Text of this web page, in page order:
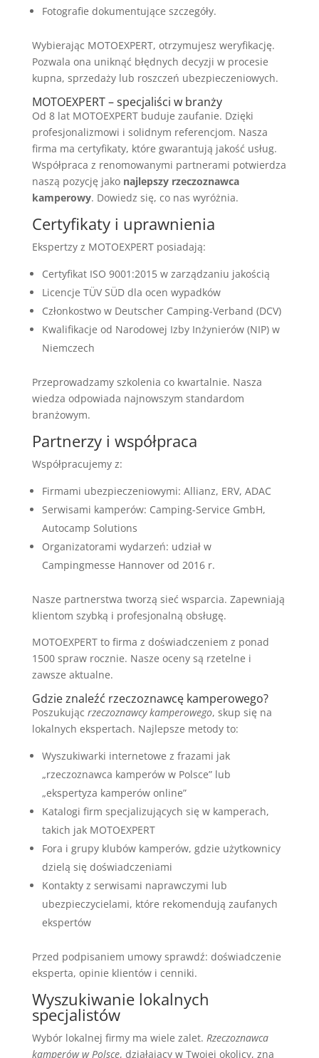
Fotografie dokumentujące szczegóły.
Wybierając MOTOEXPERT, otrzymujesz weryfikację.
Pozwala ona uniknąć błędnych decyzji w procesie
kupna, sprzedaży lub roszczeń ubezpieczeniowych.
MOTOEXPERT – specjaliści w branży
Od 8 lat MOTOEXPERT buduje zaufanie. Dzięki
profesjonalizmowi i solidnym referencjom. Nasza
firma ma certyfikaty, które gwarantują jakość usług.
Współpraca z renomowanymi partnerami potwierdza
naszą pozycję jako najlepszy rzeczoznawca
kamperowy. Dowiedz się, co nas wyróżnia.
Certyfikaty i uprawnienia
Ekspertzy z MOTOEXPERT posiadają:
Certyfikat ISO 9001:2015 w zarządzaniu jakością
Licencje TÜV SÜD dla ocen wypadków
Członkostwo w Deutscher Camping-Verband (DCV)
Kwalifikacje od Narodowej Izby Inżynierów (NIP) w
Niemczech
Przeprowadzamy szkolenia co kwartalnie. Nasza
wiedza odpowiada najnowszym standardom
branżowym.
Partnerzy i współpraca
Współpracujemy z:
Firmami ubezpieczeniowymi: Allianz, ERV, ADAC
Serwisami kamperów: Camping-Service GmbH,
Autocamp Solutions
Organizatorami wydarzeń: udział w
Campingmesse Hannover od 2016 r.
Nasze partnerstwa tworzą sieć wsparcia. Zapewniają
klientom szybką i profesjonalną obsługę.
MOTOEXPERT to firma z doświadczeniem z ponad
1500 spraw rocznie. Nasze oceny są rzetelne i
zawsze aktualne.
Gdzie znaleźć rzeczoznawcę kamperowego?
Poszukując rzeczoznawcy kamperowego, skup się na
lokalnych ekspertach. Najlepsze metody to:
Wyszukiwarki internetowe z frazami jak
„rzeczoznawca kamperów w Polsce” lub
„ekspertyza kamperów online”
Katalogi firm specjalizujących się w kamperach,
takich jak MOTOEXPERT
Fora i grupy klubów kamperów, gdzie użytkownicy
dzielą się doświadczeniami
Kontakty z serwisami naprawczymi lub
ubezpieczycielami, które rekomendują zaufanych
ekspertów
Przed podpisaniem umowy sprawdź: doświadczenie
eksperta, opinie klientów i cenniki.
Wyszukiwanie lokalnych
specjalistów
Wybór lokalnej firmy ma wiele zalet. Rzeczoznawca
kamperów w Polsce, działający w Twojej okolicy, zna